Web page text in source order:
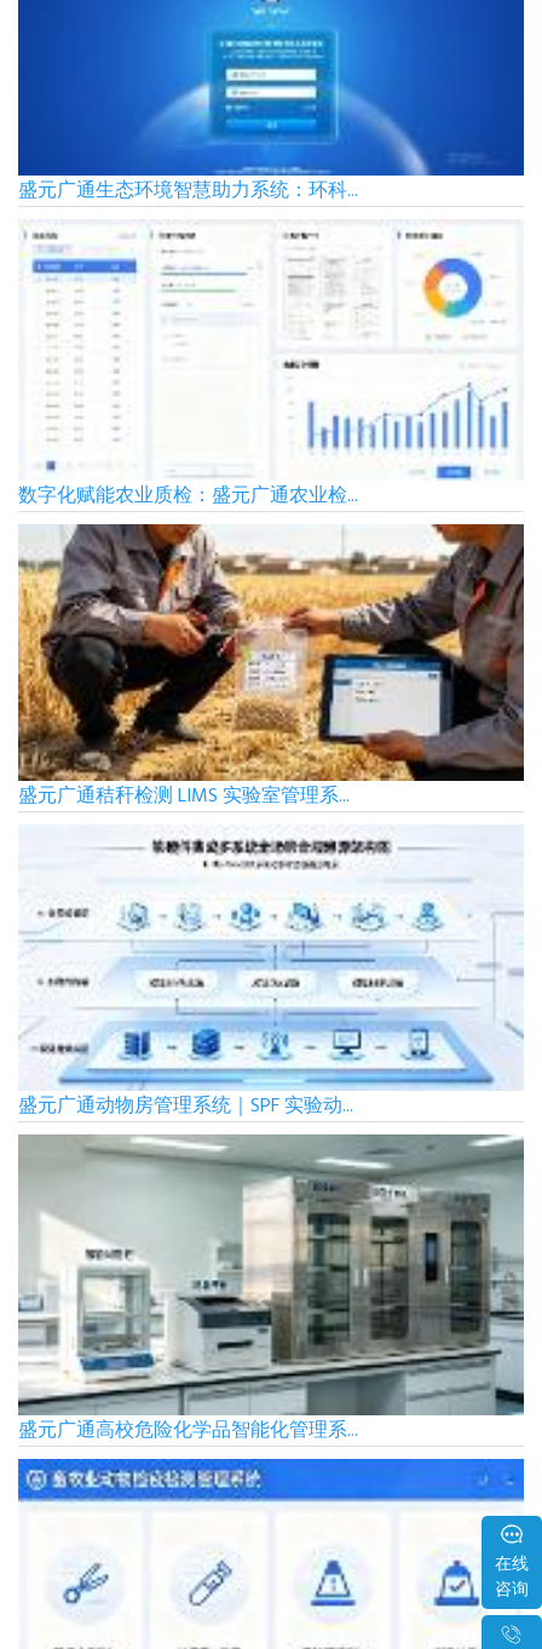
盛元广通生态环境智慧助力系统：环科...
数字化赋能农业质检：盛元广通农业检...
盛元广通秸秆检测 LIMS 实验室管理系...
盛元广通动物房管理系统｜SPF 实验动...
盛元广通高校危险化学品智能化管理系...
在线
咨询